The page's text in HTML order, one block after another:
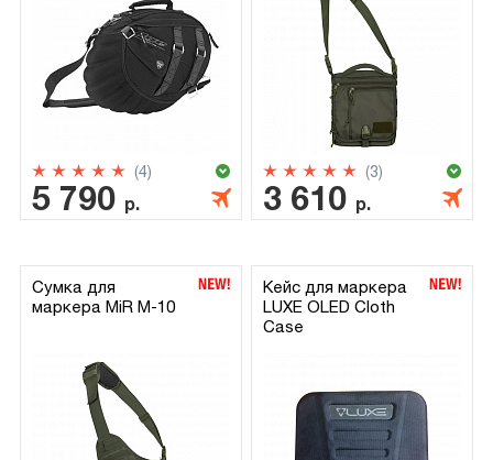
(4)
5 790 р.
(3)
3 610 р.
Сумка для
маркера MiR M-10
Кейс для маркера
LUXE OLED Cloth
Case